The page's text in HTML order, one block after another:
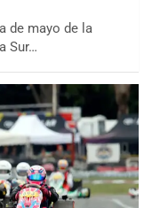
de mayo de la
Sur…